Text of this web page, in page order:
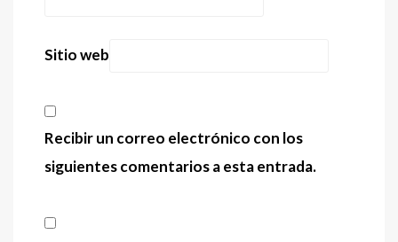
Sitio web
Recibir un correo electrónico con los
siguientes comentarios a esta entrada.